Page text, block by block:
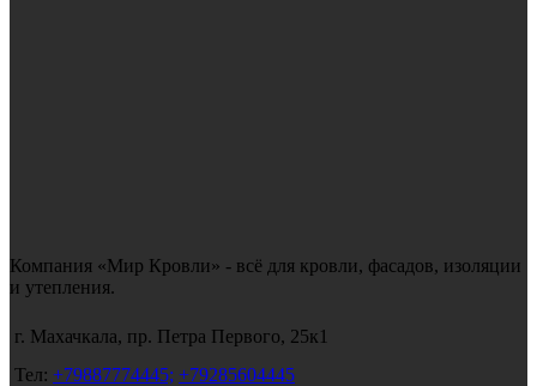
Компания «Мир Кровли» - всё для кровли, фасадов, изоляции
и утепления.
г. Махачкала, пр. Петра Первого, 25к1
Тел: +79887774445; +79285604445